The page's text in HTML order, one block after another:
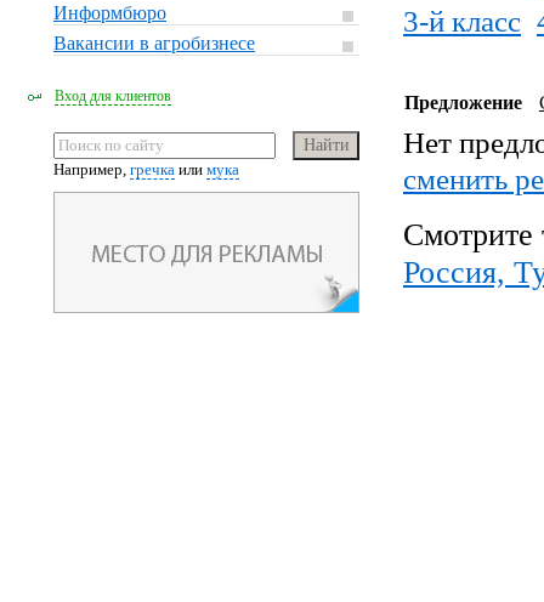
Информбюро
Вакансии в агробизнесе
Вход для клиентов
Например, гречка или мука
3-й класс
Предложение
Нет
cменить
Смотрите
Россия,